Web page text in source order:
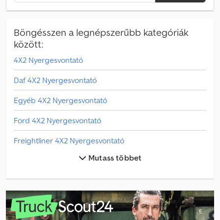
ATS Norway-jel.
Böngésszen a legnépszerűbb kategóriák
között:
4X2 Nyergesvontató
Daf 4X2 Nyergesvontató
Egyéb 4X2 Nyergesvontató
Ford 4X2 Nyergesvontató
Freightliner 4X2 Nyergesvontató
Freightliner Nyergesvontató
Freightliner Teherautó
Mutass többet